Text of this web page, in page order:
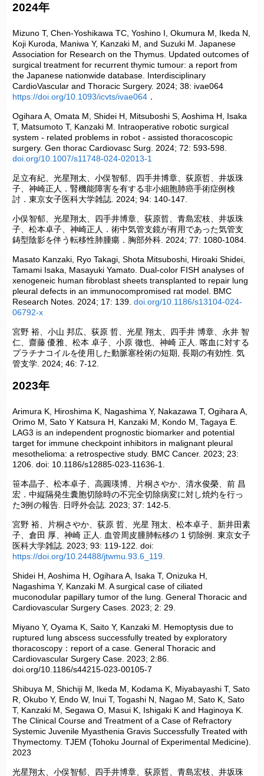
2024年
Mizuno T, Chen-Yoshikawa TC, Yoshino I, Okumura M, Ikeda N,
Koji Kuroda, Maniwa Y, Kanzaki M, and Suzuki M. Japanese
Association for Research on the Thymus. Updated outcomes of
surgical treatment for recurrent thymic tumour: a report from
the Japanese nationwide database. Interdisciplinary
CardioVascular and Thoracic Surgery. 2024; 38: ivae064
https://doi.org/10.1093/icvts/ivae064 ．
Ogihara A, Omata M, Shidei H, Mitsuboshi S, Aoshima H, Isaka
T, Matsumoto T, Kanzaki M. Intraoperative robotic surgical
system ‑ related problems in robot ‑ assisted thoracoscopic
surgery. Gen thorac Cardiovasc Surg. 2024; 72: 593-598.
doi.org/10.1007/s11748-024-02013-1
足立有紀、光星翔太、小俣智郁、四手井博章、荻原哲、井坂珠
子、神崎正人．腎機能障害を有する非小細胞肺癌手術症例検
討．東京女子医科大学雑誌. 2024; 94: 140-147.
小俣智郁、光星翔太、四手井博章、荻原哲、青島宏枝、井坂珠
子、松本卓子、神崎正人．術中気管支鏡が有用であった気管支
鋳型陰影を伴う転移性肺腫瘍．胸部外科. 2024; 77: 1080-1084.
Masato Kanzaki, Ryo Takagi, Shota Mitsuboshi, Hiroaki Shidei,
Tamami Isaka, Masayuki Yamato. Dual-color FISH analyses of
xenogeneic human fibroblast sheets transplanted to repair lung
pleural defects in an immunocompromised rat model. BMC
Research Notes. 2024; 17: 139.doi.org/10.1186/s13104-024-
06792-x
宮野 裕、小山 邦広、荻原 哲、光星 翔太、四手井 博章、永井 智
仁、齋藤 優雅、松本 卓子、小原 徹也、神崎 正人. 喀血に対する
プラチナコイルを使用した動脈塞栓術の短期, 長期の有効性. 気
管支学. 2024; 46: 7-12.
2023年
Arimura K, Hiroshima K, Nagashima Y, Nakazawa T, Ogihara A,
Orimo M, Sato Y Katsura H, Kanzaki M, Kondo M, Tagaya E.
LAG3 is an independent prognostic biomarker and potential
target for immune checkpoint inhibitors in malignant pleural
mesothelioma: a retrospective study. BMC Cancer. 2023; 23:
1206. doi: 10.1186/s12885-023-11636-1.
笹本晶子、松本卓子、高圓瑛博、片桐さやか、清水俊榮、前 昌
宏．中縦隔発生囊胞切除時の不完全切除病変に対し焼灼を行っ
た3例の報告. 日呼外会誌. 2023; 37: 142-5.
宮野 裕、片桐さやか、荻原 哲、光星 翔太、松本卓子、新井田素
子、倉田 厚、神崎 正人. 血管周皮腫肺転移の 1 切除例. 東京女子
医科大学雑誌. 2023; 93: 119-122. doi:
https://doi.org/10.24488/jtwmu.93.6_119.
Shidei H, Aoshima H, Ogihara A, Isaka T, Onizuka H,
Nagashima Y, Kanzaki M. A surgical case of ciliated
muconodular papillary tumor of the lung. General Thoracic and
Cardiovascular Surgery Cases. 2023; 2: 29.
Miyano Y, Oyama K, Saito Y, Kanzaki M. Hemoptysis due to
ruptured lung abscess successfully treated by exploratory
thoracoscopy：report of a case. General Thoracic and
Cardiovascular Surgery Case. 2023; 2:86.
doi.org/10.1186/s44215-023-00105-7
Shibuya M, Shichiji M, Ikeda M, Kodama K, Miyabayashi T, Sato
R, Okubo Y, Endo W, Inui T, Togashi N, Nagao M, Sato K, Sato
T, Kanzaki M, Segawa O, Masui K, Ishigaki K and Haginoya K.
The Clinical Course and Treatment of a Case of Refractory
Systemic Juvenile Myasthenia Gravis Successfully Treated with
Thymectomy. TJEM (Tohoku Journal of Experimental Medicine).
2023
光星翔太、小俣智郁、四手井博章、荻原哲、青島宏枝、井坂珠